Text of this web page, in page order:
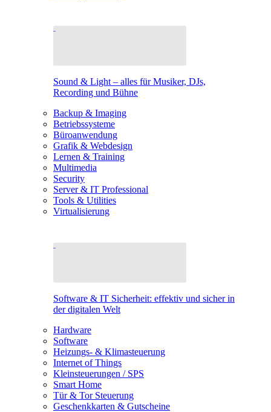
Sound & Light – alles für Musiker, DJs,
Recording und Bühne
Backup & Imaging
Betriebssysteme
Büroanwendung
Grafik & Webdesign
Lernen & Training
Multimedia
Security
Server & IT Professional
Tools & Utilities
Virtualisierung
Software & IT Sicherheit: effektiv und sicher in
der digitalen Welt
Hardware
Software
Heizungs- & Klimasteuerung
Internet of Things
Kleinsteuerungen / SPS
Smart Home
Tür & Tor Steuerung
Geschenkkarten & Gutscheine